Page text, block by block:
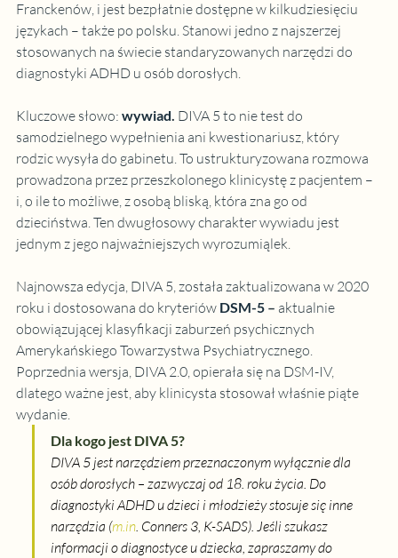
Franckenów, i jest bezpłatnie dostępne w kilkudziesięciu
językach – także po polsku. Stanowi jedno z najszerzej
stosowanych na świecie standaryzowanych narzędzi do
diagnostyki ADHD u osób dorosłych.
Kluczowe słowo: wywiad DIVA 5 to nie test do
samodzielnego wypełnienia ani kwestionariusz, który
rodzic wysyła do gabinetu. To ustrukturyzowana rozmowa
prowadzona przez przeszkolonego klinicystę z pacjentem –
i, o ile to możliwe, z osobą bliską, która zna go od
dzieciństwa. Ten dwugłosowy charakter wywiadu jest
jednym z jego najważniejszych wyrozumiąlek.
Najnowsza edycja, DIVA 5, została zaktualizowana w 2020
roku i dostosowana do kryteriów DSM-5 – aktualnie
obowiązującej klasyfikacji zaburzeń psychicznych
Amerykańskiego Towarzystwa Psychiatrycznego.
Poprzednia wersja, DIVA 2.0, opierała się na DSM-IV,
dlatego ważne jest, aby klinicysta stosował właśnie piąte
wydanie.
Dla kogo jest DIVA 5?
DIVA 5 jest narzędziem przeznaczonym wyłącznie dla
osób dorosłych – zazwyczaj od 18. roku życia. Do
diagnostyki ADHD u dzieci i młodzieży stosuje się inne
narzędzia (m.in . Conners 3, K-SADS). Jeśli szukasz
informacji o diagnostyce u dziecka, zapraszamy do